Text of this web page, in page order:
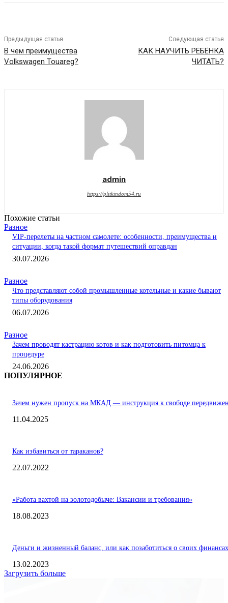
Предыдущая статья
В чем преимущества
Volkswagen Touareg?
Следующая статья
КАК НАУЧИТЬ РЕБЁНКА
ЧИТАТЬ?
admin
https://plitkindom54.ru
Похожие статьи
Разное
VIP-перелеты на частном самолете: особенности, преимущества и
ситуации, когда такой формат путешествий оправдан
30.07.2026
Разное
Что представляют собой промышленные котельные и какие бывают
типы оборудования
06.07.2026
Разное
Зачем проводят кастрацию котов и как подготовить питомца к
процедуре
24.06.2026
ПОПУЛЯРНОЕ
Зачем нужен пропуск на МКАД — инструкция к свободе
11.04.2025
Как избавиться от тараканов?
22.07.2022
«Работа вахтой на золотодобыче: Вакансии и требования»
18.08.2023
Деньги и жизненный баланс, или как позаботиться о своих финансах
13.02.2023
Загрузить больше